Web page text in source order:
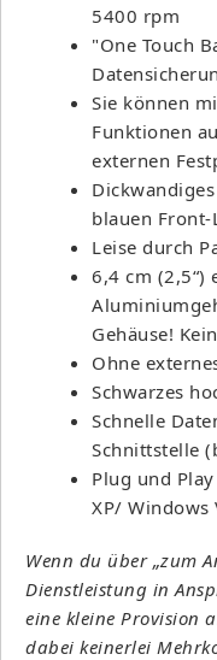
5400 rpm
"One Touch
Sie können
Funktionen
externen
blauen Front-
Leise durch
6,4 cm (2,5“)
Gehäuse!
Ohne
Schwarzes
Schnelle
Schnittstelle
Plug und
XP/ Windows
Wenn du über „zum
Dienstleistung in
eine kleine Provision
dabei keinerlei